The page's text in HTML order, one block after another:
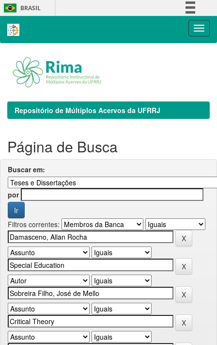
Skip
navigation
BRASIL
Repositório de Múltiplos Acervos da UFRRJ
Página de Busca
Buscar em:
por
Filtros correntes: